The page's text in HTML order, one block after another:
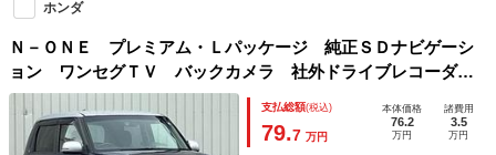
ホンダ
Ｎ－ＯＮＥ プレミアム・Ｌパッケージ 純正ＳＤナビゲーシ
ョン ワンセグＴＶ バックカメラ 社外ドライブレコーダ
ー 純正１４インチアルミホイール 純正ＨＩＤライト スマ
ートキー２ケ 純正フロアマット 保証書 取扱説明書 ナビ
取扱説明書
支払総額(税込)
79.7 万円
本体価格
76.2
万円
諸費用
3.5
万円